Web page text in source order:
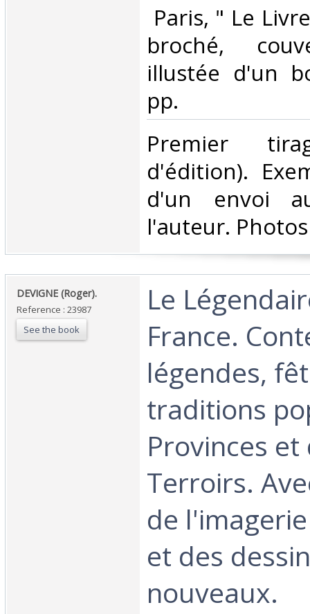
Paris, " Le
broché,
illustée d'un
pp. ‎
‎Premier
d'édition).
d'un envoi
l'auteur.
‎DEVIGNE (Roger).‎
Reference : 23987
See the book
‎Le
France.
légendes,
traditions
Provinces et
Terroirs.
de
et des
nouveaux.‎